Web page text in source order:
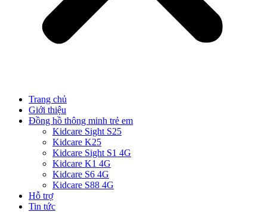
Trang chủ
Giới thiệu
Đồng hồ thông minh trẻ em
Kidcare Sight S25
Kidcare K25
Kidcare Sight S1 4G
Kidcare K1 4G
Kidcare S6 4G
Kidcare S88 4G
Hỗ trợ
Tin tức